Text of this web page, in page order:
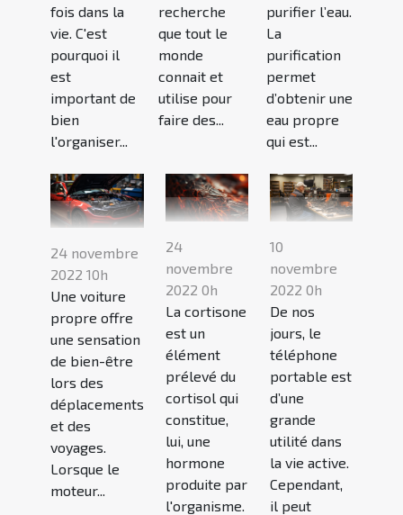
fois dans la
vie. C'est
pourquoi il
est
important de
bien
l'organiser...
recherche
que tout le
monde
connait et
utilise pour
faire des...
purifier l’eau.
La
purification
permet
d’obtenir une
eau propre
qui est...
24 novembre
2022 10h
Une voiture
propre offre
une sensation
de bien-être
lors des
déplacements
et des
voyages.
Lorsque le
moteur...
24
novembre
2022 0h
La cortisone
est un
élément
prélevé du
cortisol qui
constitue,
lui, une
hormone
produite par
l'organisme.
10
novembre
2022 0h
De nos
jours, le
téléphone
portable est
d’une
grande
utilité dans
la vie active.
Cependant,
il peut